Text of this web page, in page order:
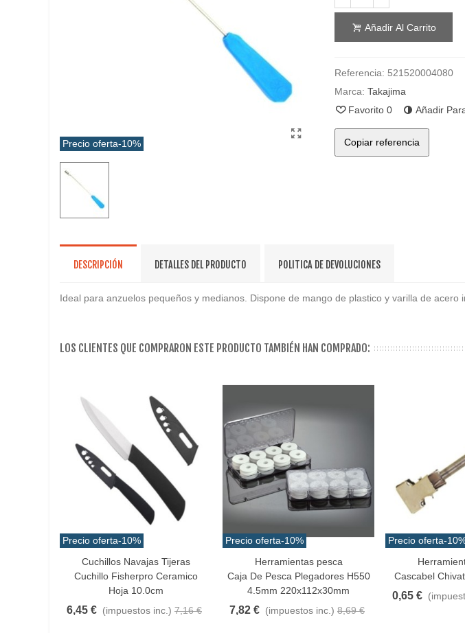
Precio oferta-10%
Añadir Al Carrito
Referencia: 521520004080
Marca: Takajima
Favorito 0 Añadir
Copiar referencia
DESCRIPCIÓN DETALLES DEL PRODUCTO POLITICA DE DEVOLUCIONES
Ideal para anzuelos pequeños y medianos. Dispone de mango de plastico y varilla de acero
LOS CLIENTES QUE COMPRARON ESTE PRODUCTO TAMBIÉN HAN COMPRADO:
Precio oferta-10%
Añadir Al Carrito
Cuchillos Navajas Tijeras
Cuchillo Fisherpro Ceramico
Hoja 10.0cm
6,45 € (impuestos inc.) 7,16 €
Precio oferta-10%
Añadir Al Carrito
Herramientas pesca
Caja De Pesca Plegadores H550
4.5mm 220x112x30mm
7,82 € (impuestos inc.) 8,69 €
Precio oferta-
Añadir Al Carrito
Cascabel
0,65 €